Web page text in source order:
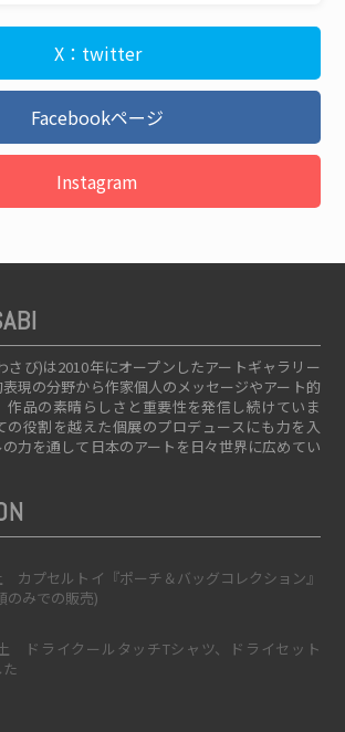
X：twitter
Facebookページ
Instagram
さび)は2010年にオープンしたアートギャラリー
現の分野から作家個人のメッセージやアート的
作品の素晴らしさと重要性を発信し続けていま
の役割を越えた個展のプロデュースにも力を入
力を通して日本のアートを日々世界に広めてい
カプセルトイ『ポーチ＆バッグコレクション』
のみでの販売)
ドライクールタッチTシャツ、ドライセット